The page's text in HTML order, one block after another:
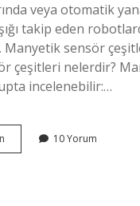
veya otomatik
takip eden
Manyetik sensör
çeşitleri nelerdir?
incelenebilir:…
Aydınlatmada
Kullanılan
10 Yorum